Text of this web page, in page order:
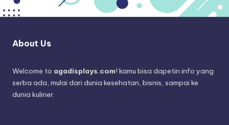
About Us
Welcome to agadisplays.com! kamu bisa dapetin info yang
serba ada, mulai dari dunia kesehatan, bisnis, sampai ke
dunia kuliner.